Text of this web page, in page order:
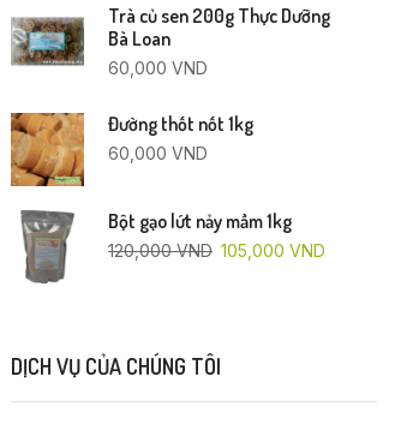
Trà củ sen 200g Thực Dưỡng
Bà Loan
60,000 VND
Đường thốt nốt 1kg
60,000 VND
Bột gạo lứt nảy mầm 1kg
120,000VND 105,000 VND
DỊCH VỤ CỦA CHÚNG TÔI